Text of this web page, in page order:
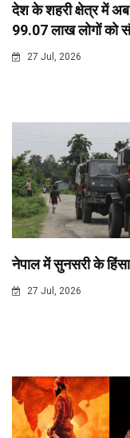
देश के शहरी क्षेत्र में
99.07 लाख लोगों को
27 Jul, 2026
नेपाल में सुनसरी के हिंसा
27 Jul, 2026